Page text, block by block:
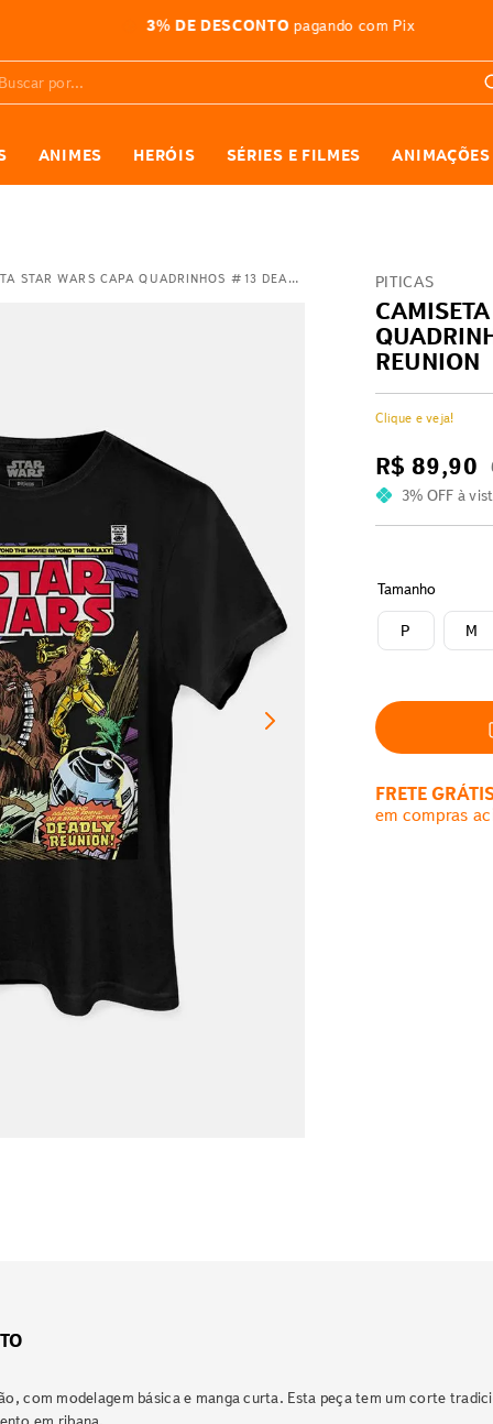
3% DE DESCONTO pagando com Pix
por...
ANIMES HERÓIS SÉRIES E FILMES ANIMAÇÕES
CAMISETA STAR WARS CAPA QUADRINHOS #13 DEADLY REUNION PITICAS
REUNION
Clique e veja!
R$ 89,90
3% OFF à
Tamanho
P M
FRETE
em compras
com modelagem básica e manga curta. Esta peça tem um corte